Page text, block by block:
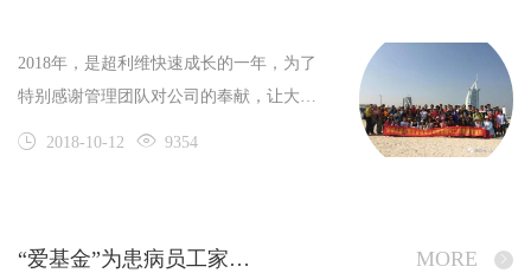
2018年，是超利维快速成长的一年，为了
特别感谢管理团队对公司的奉献，让大家
在繁忙的工作之余放松身心，9月30日，
2018-10-12 9354
“爱基金”为患病员工家属送去温暖 MORE